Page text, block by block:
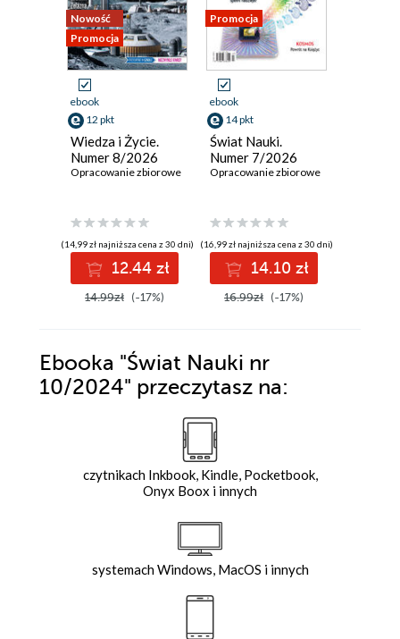
Nowość
Promocja
ebook
12 pkt
Wiedza i Życie.
Numer 8/2026
Opracowanie zbiorowe
(14,99 zł najniższa cena z 30 dni)
12.44 zł
14.99zł (-17%)
Promocja
ebook
14 pkt
Świat Nauki.
Numer 7/2026
Opracowanie zbiorowe
(16,99 zł najniższa cena z 30 dni)
14.10 zł
16.99zł (-17%)
Ebooka "Świat Nauki nr
10/2024" przeczytasz na:
czytnikach Inkbook, Kindle, Pocketbook,
Onyx Boox i innych
systemach Windows, MacOS i innych